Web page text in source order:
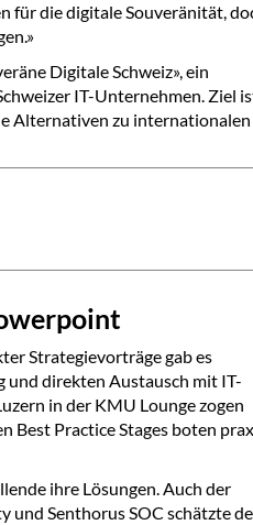
für die digitale Souveränität,
Digitale Schweiz», ein
IT-Unternehmen. Ziel
Alternativen zu internationalen
Strategievorträge gab es
und direkten Austausch mit IT-
in der KMU Lounge zogen
Best Practice Stages boten
ihre Lösungen. Auch der
und Senthorus SOC schätzte